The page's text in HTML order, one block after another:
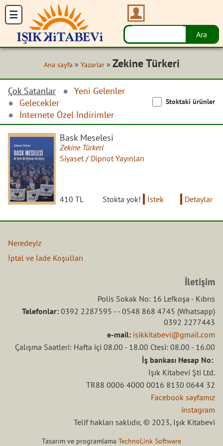
Ana sayfa » Yazarlar» Zekine Türkeri
Çok Satanlar
Yeni Gelenler
Gelecekler
İnternete Özel İndirimler
Stoktaki ürünler
Bask Meselesi
Zekine Türkeri
Siyaset / Dipnot Yayınları
410 TL Stokta yok! İstek Detaylar
Neredeyiz
İptal ve İade Koşulları
İletişim
Polis Sokak No: 16 Lefkoşa - Kıbrıs
Telefonlar: 0392 2287595 - - 0548 868 4745 (Whatsapp)
0392 2277443
e-mail: isikkitabevi@gmail.com
Çalışma Saatleri: Hafta içi 08.00 - 18.00 Ctesi: 08.00 - 16.00
İş bankası Hesap No:
Işık Kitabevi Şti Ltd.
TR88 0006 4000 0016 8130 0644 32
Facebook sayfamız
instagram
Telif hakları saklıdır, © 2023, Işık Kitabevi
Tasarım ve programlama TechnoLink Software